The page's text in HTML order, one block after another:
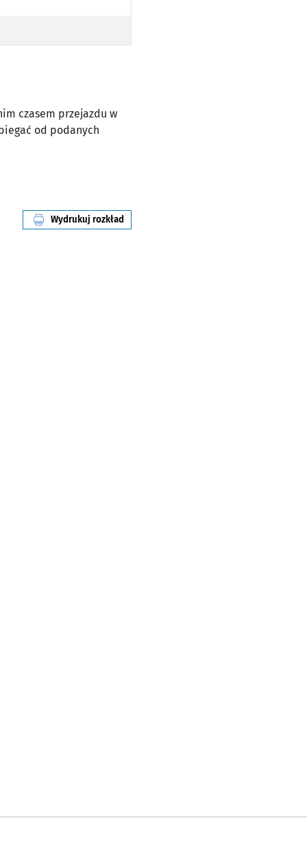
czasem przejazdu w
od podanych
Wydrukuj rozkład
linii nr 134